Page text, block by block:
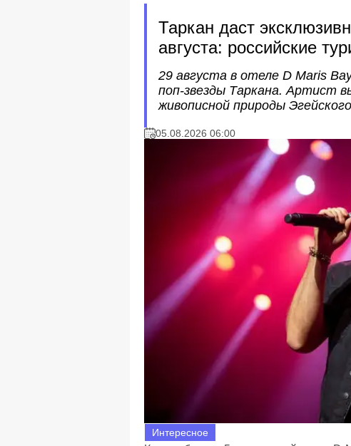
Таркан даст
августа: российские
29 августа в отеле D Maris
поп-звезды Таркана. Артист
живописной природы
05.08.2026 06:00
Интересное